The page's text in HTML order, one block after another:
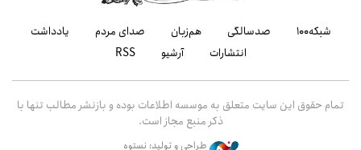
شبکه۱۰۰ صدسالگی هم‌زبان صدای مردم
یادداشت
انتشارات
آرشیو RSS
تمام حقوق این سایت متعلق به موسسه اطلاعات بوده و بازنشر مطالب تنها با
ذکر منبع مجاز است.
طراحی و تولید: نستوه